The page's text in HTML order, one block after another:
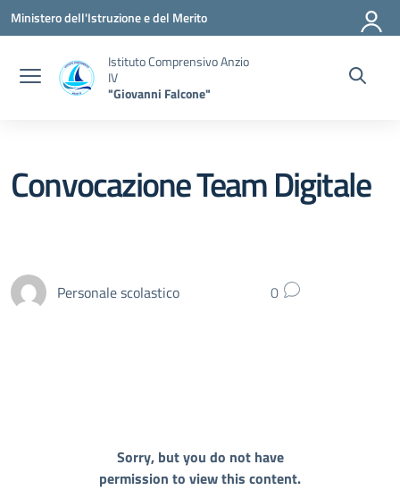
Vai ai contenuti
Vai al menu di navigazione
Vai al footer
Ministero dell'Istruzione e del Merito
Istituto Comprensivo Anzio
IV
"Giovanni Falcone"
Convocazione Team Digitale
Personale scolastico 0
Sorry, but you do not have
permission to view this content.